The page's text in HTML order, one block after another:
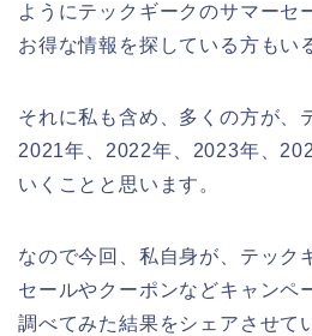
ようにテックギークのサマーセ
お得な情報を探している方もい
それに私も含め、多くの方が、
2021年、2022年、2023年、
いくことと思います。
なので今回、私自身が、テック
セールやクーポンなどキャンペ
調べてみた結果をシェアさせて